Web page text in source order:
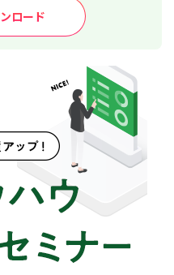
ロード